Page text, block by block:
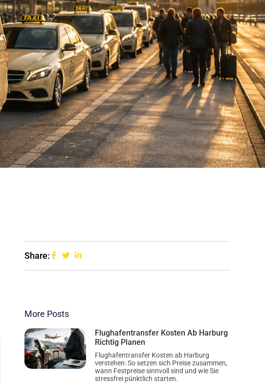
Krankenfahrten
Blog
Fahrt
buchen
DE
Share:
More Posts
Flughafentransfer Kosten Ab Harburg
Richtig Planen
Flughafentransfer Kosten ab Harburg
verstehen: So setzen sich Preise zusammen,
wann Festpreise sinnvoll sind und wie Sie
stressfrei pünktlich starten.